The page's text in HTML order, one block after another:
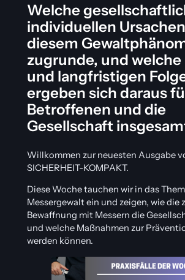
Welche
individuellen
diesem
zugrunde, und welche
und langfristigen
ergeben sich daraus
Betroffenen und die
Gesellschaft
Willkommen zur neuesten Ausgabe
SICHERHEIT-KOMPAKT.
Diese Woche tauchen wir in das
Messergewalt ein und zeigen, wie die
Bewaffnung mit Messern die
und welche Maßnahmen zur
werden können.